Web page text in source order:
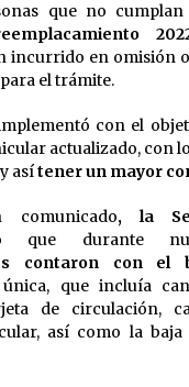
Itzel Castillo será la
Mujeres, anuncia Sheinbaum
descarta reunión
«ya dimos nuestras
antidrogas de EE.UU.:
mexicanos que
atrás
que no
incurrido en omisión
el trámite.
con el
actualizado, con
asítener un mayor
, la
que durante
contaron con el
que incluía
de circulación,
así como la baja